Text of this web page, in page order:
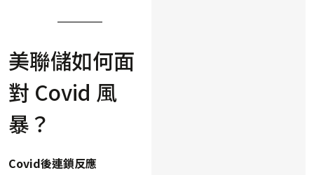
美聯儲如何面
對 Covid 風
暴？
Covid後連鎖反應